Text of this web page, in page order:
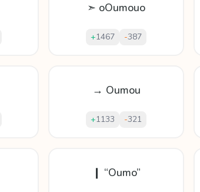
➣ oOumouo
+1467 -387
→ Oumou
+1133 -321
❙ “Oumo”